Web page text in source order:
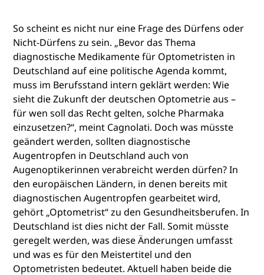
So scheint es nicht nur eine Frage des Dürfens oder
Nicht-Dürfens zu sein. „Bevor das Thema
diagnostische Medikamente für Optometristen in
Deutschland auf eine politische Agenda kommt,
muss im Berufsstand intern geklärt werden: Wie
sieht die Zukunft der deutschen Optometrie aus –
für wen soll das Recht gelten, solche Pharmaka
einzusetzen?“, meint Cagnolati. Doch was müsste
geändert werden, sollten diagnostische
Augentropfen in Deutschland auch von
Augenoptikerinnen verabreicht werden dürfen? In
den europäischen Ländern, in denen bereits mit
diagnostischen Augentropfen gearbeitet wird,
gehört „Optometrist“ zu den Gesundheitsberufen. In
Deutschland ist dies nicht der Fall. Somit müsste
geregelt werden, was diese Änderungen umfasst
und was es für den Meistertitel und den
Optometristen bedeutet. Aktuell haben beide die